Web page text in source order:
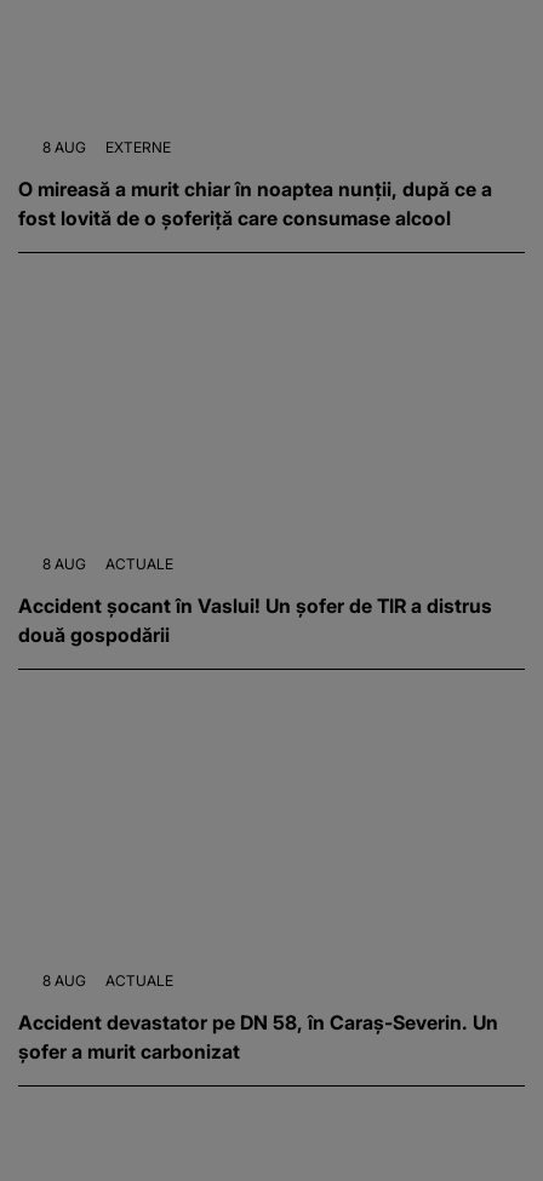
8 AUG EXTERNE
O mireasă a murit chiar în noaptea nunții, după ce a
fost lovită de o șoferiță care consumase alcool
8 AUG ACTUALE
Accident șocant în Vaslui! Un șofer de TIR a distrus
două gospodării
8 AUG ACTUALE
Accident devastator pe DN 58, în Caraș-Severin. Un
șofer a murit carbonizat